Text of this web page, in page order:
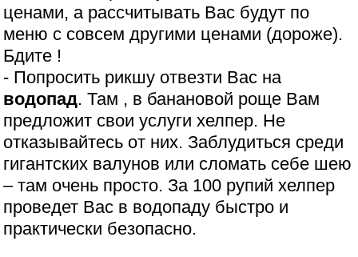
ценами, а рассчитывать Вас будут по
меню с совсем другими ценами (дороже).
Бдите !
- Попросить рикшу отвезти Вас на
водопад. Там , в банановой роще Вам
предложит свои услуги хелпер. Не
отказывайтесь от них. Заблудиться среди
гигантских валунов или сломать себе шею
– там очень просто. За 100 рупий хелпер
проведет Вас в водопаду быстро и
практически безопасно.